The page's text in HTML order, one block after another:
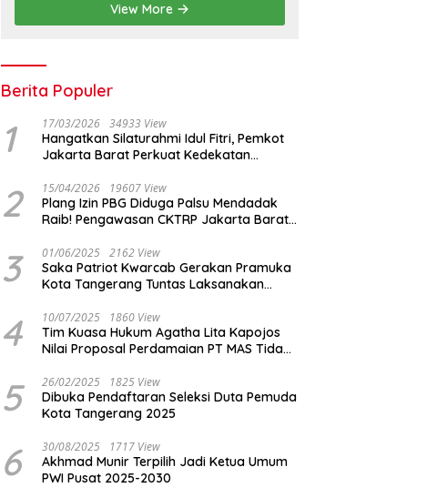
View More
Berita Populer
1 17/03/2026 34933 View
Hangatkan Silaturahmi Idul Fitri, Pemkot
Jakarta Barat Perkuat Kedekatan
2 15/04/2026 19607 View
Plang Izin PBG Diduga Palsu Mendadak
Raib! Pengawasan CKTRP Jakarta Barat
3 01/06/2025 2162 View
Saka Patriot Kwarcab Gerakan Pramuka
Kota Tangerang Tuntas Laksanakan
4 10/07/2025 1860 View
Tim Kuasa Hukum Agatha Lita Kapojos
Nilai Proposal Perdamaian PT MAS Tidak
5 26/02/2025 1825 View
Dibuka Pendaftaran Seleksi Duta Pemuda
Kota Tangerang 2025
6 30/08/2025 1717 View
Akhmad Munir Terpilih Jadi Ketua Umum
PWI Pusat 2025-2030